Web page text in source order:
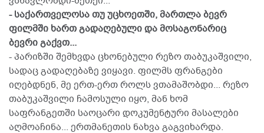
- საქართველოსა თუ უცხოეთში, მართლა ბევრ
ფილმში ხართ გადაღებული და მოსაგონარიც
ბევრი გაქვთ...
- პარიზში შემხვდა ცხონებული რეზო თაბუკაშვილი,
სადაც გადაღებაზე ვიყავი. ფილმს ფრანგები
იღებდნენ, მე ერთ-ერთ როლს ვთამაშობდი... რეზო
თაბუკაშვილი ჩამოსული იყო, მან ხომ
საფრანგეთში საოცარი დოკუმენტური მასალები
აღმოაჩინა... ერთმანეთის ნახვა გაგვიხარდა.